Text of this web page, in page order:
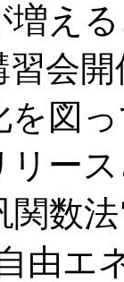
え
習会
を図
リー
関数
由エ